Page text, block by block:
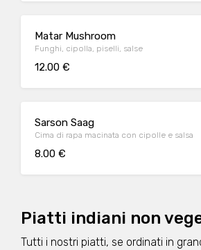
Matar Mushroom
Funghi, cipolla, piselli, salse
12.00 €
Sarson Saag
Cima di rapa macinata con cipolle e salsa
8.00 €
Piatti indiani non
Tutti i nostri piatti, se ordinati in